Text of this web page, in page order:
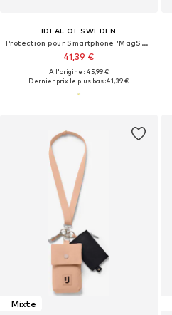
IDEAL OF SWEDEN
Protection pour Smartphone 'MagSafe iPhone 13 / 14 / 15 / 16e'
41,39 €
À l'origine : 45,99 €
Dernier prix le plus bas :41,39 €
Mixte